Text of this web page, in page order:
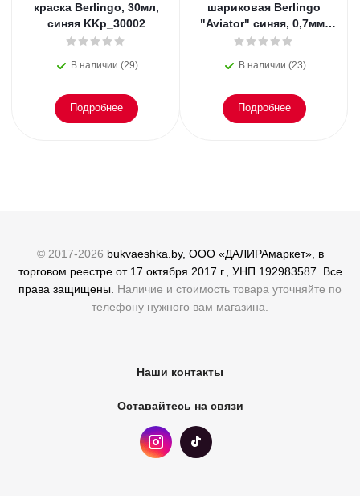
краска Berlingo, 30мл,
синяя KKp_30002
В наличии (29)
Подробнее
шариковая Berlingo
"Aviator" синяя, 0,7мм,
грип
В наличии (23)
Подробнее
© 2017-2026 bukvaeshka.by, ООО «ДАЛИРАмаркет», в
торговом реестре от 17 октября 2017 г., УНП 192983587. Все
права защищены. Наличие и стоимость товара уточняйте по
телефону нужного вам магазина.
Наши контакты
Оставайтесь на связи